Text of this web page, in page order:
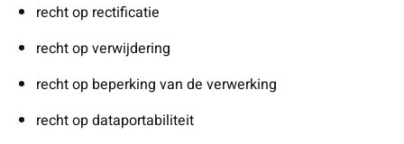
recht op rectificatie
recht op verwijdering
recht op beperking van de verwerking
recht op dataportabiliteit